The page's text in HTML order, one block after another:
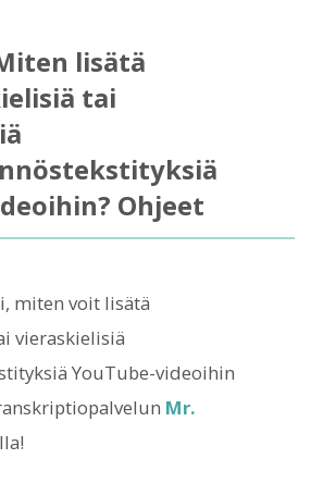
lisätä
tai
Ohjeet
miten voit lisätä
vieraskielisiä
YouTube-videoihin
Mr.